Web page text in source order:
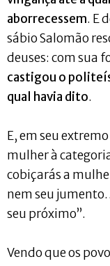
aborrecessem. E
sábio Salomão
deuses: com sua
castigou o
qual havia dito.
E, em seu
mulher à
cobiçarás a
nem seu
seu próximo”.
Vendo que os